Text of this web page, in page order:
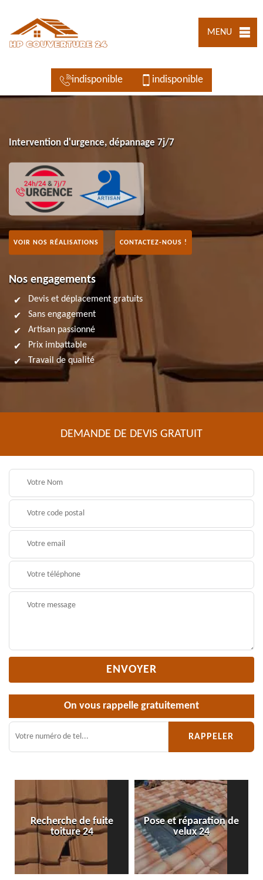
MENU
indisponible indisponible
Intervention d'urgence, dépannage 7j/7
VOIR NOS RÉALISATIONS CONTACTEZ-NOUS !
Nos engagements
Devis et déplacement gratuits
Sans engagement
Artisan passionné
Prix imbattable
Travail de qualité
DEMANDE DE DEVIS GRATUIT
On vous rappelle gratuitement
Recherche de fuite
toiture 24
Pose et réparation de
velux 24